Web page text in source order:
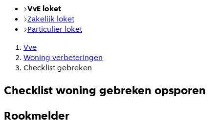
VvE loket
Zakelijk loket
Particulier loket
Vve
Woning verbeteringen
Checklist gebreken
Checklist woning gebreken opsporen
Rookmelder